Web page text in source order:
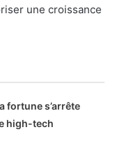
une croissance
fortune s’arrête
high-tech